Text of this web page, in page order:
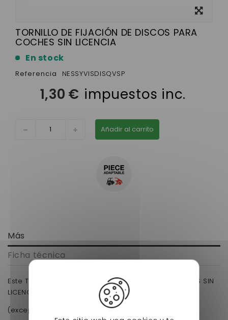
TORNILLO DE FIJACIÓN DE DISCOS PARA
COCHES SIN LICENCIA
En stock
Referencia NESSYVISDISQVSP
1,30 € impuestos inc.
Añadir al carrito
Más
Ficha técnica
Este TORNILLO PARA FIJAR LOS DISCOS DE LOS COCHES SIN
LICENCIA se vende individualmente.
(excepto aixam y chatenet media y